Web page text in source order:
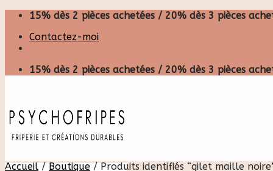
Skip
content
15% dès 2 pièces achetées / 20% dès 3 pièces
Contactez-moi
15% dès 2 pièces achetées / 20% dès 3 pièces
Accueil / Boutique /Produits identifiés “gilet maille